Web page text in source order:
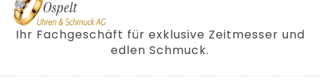
Ihr Fachgeschäft für exklusive Zeitmesser und
edlen Schmuck.